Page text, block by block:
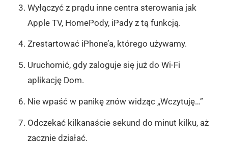
Wyłączyć z prądu inne centra sterowania jak
Apple TV, HomePody, iPady z tą funkcją.
Zrestartować iPhone’a, którego używamy.
Uruchomić, gdy zaloguje się już do Wi-Fi
aplikację Dom.
Nie wpaść w panikę znów widząc „Wczytuję…”
Odczekać kilkanaście sekund do minut kilku, aż
zacznie działać.